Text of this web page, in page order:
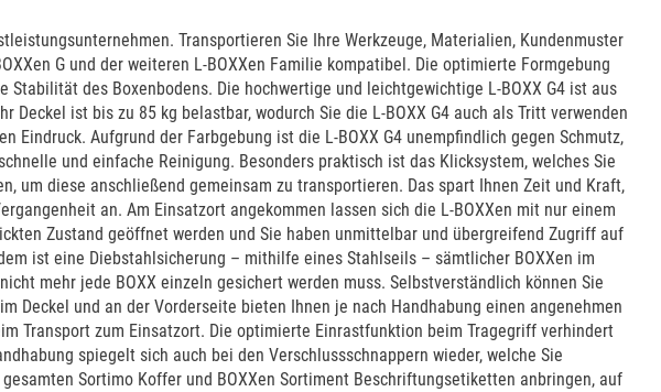
Transportieren Sie Ihre Werkzeuge, Materialien, Kundenmuster
G und der weiteren L-BOXXen Familie kompatibel. Die optimierte Formgebung
des Boxenbodens. Die hochwertige und leichtgewichtige L-BOXX G4 ist aus
ist bis zu 85 kg belastbar, wodurch Sie die L-BOXX G4 auch als Tritt verwenden
Aufgrund der Farbgebung ist die L-BOXX G4 unempfindlich gegen Schmutz,
und einfache Reinigung. Besonders praktisch ist das Klicksystem, welches Sie
um diese anschließend gemeinsam zu transportieren. Das spart Ihnen Zeit und Kraft,
an. Am Einsatzort angekommen lassen sich die L-BOXXen mit nur einem
Zustand geöffnet werden und Sie haben unmittelbar und übergreifend Zugriff auf
ist eine Diebstahlsicherung – mithilfe eines Stahlseils – sämtlicher BOXXen im
mehr jede BOXX einzeln gesichert werden muss. Selbstverständlich können Sie
Deckel und an der Vorderseite bieten Ihnen je nach Handhabung einen angenehmen
Transport zum Einsatzort. Die optimierte Einrastfunktion beim Tragegriff verhindert
spiegelt sich auch bei den Verschlussschnappern wieder, welche Sie
Sortimo Koffer und BOXXen Sortiment Beschriftungsetiketten anbringen, auf